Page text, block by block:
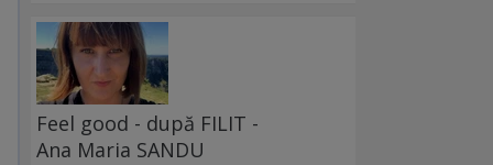
Feel good - după FILIT -
Ana Maria SANDU